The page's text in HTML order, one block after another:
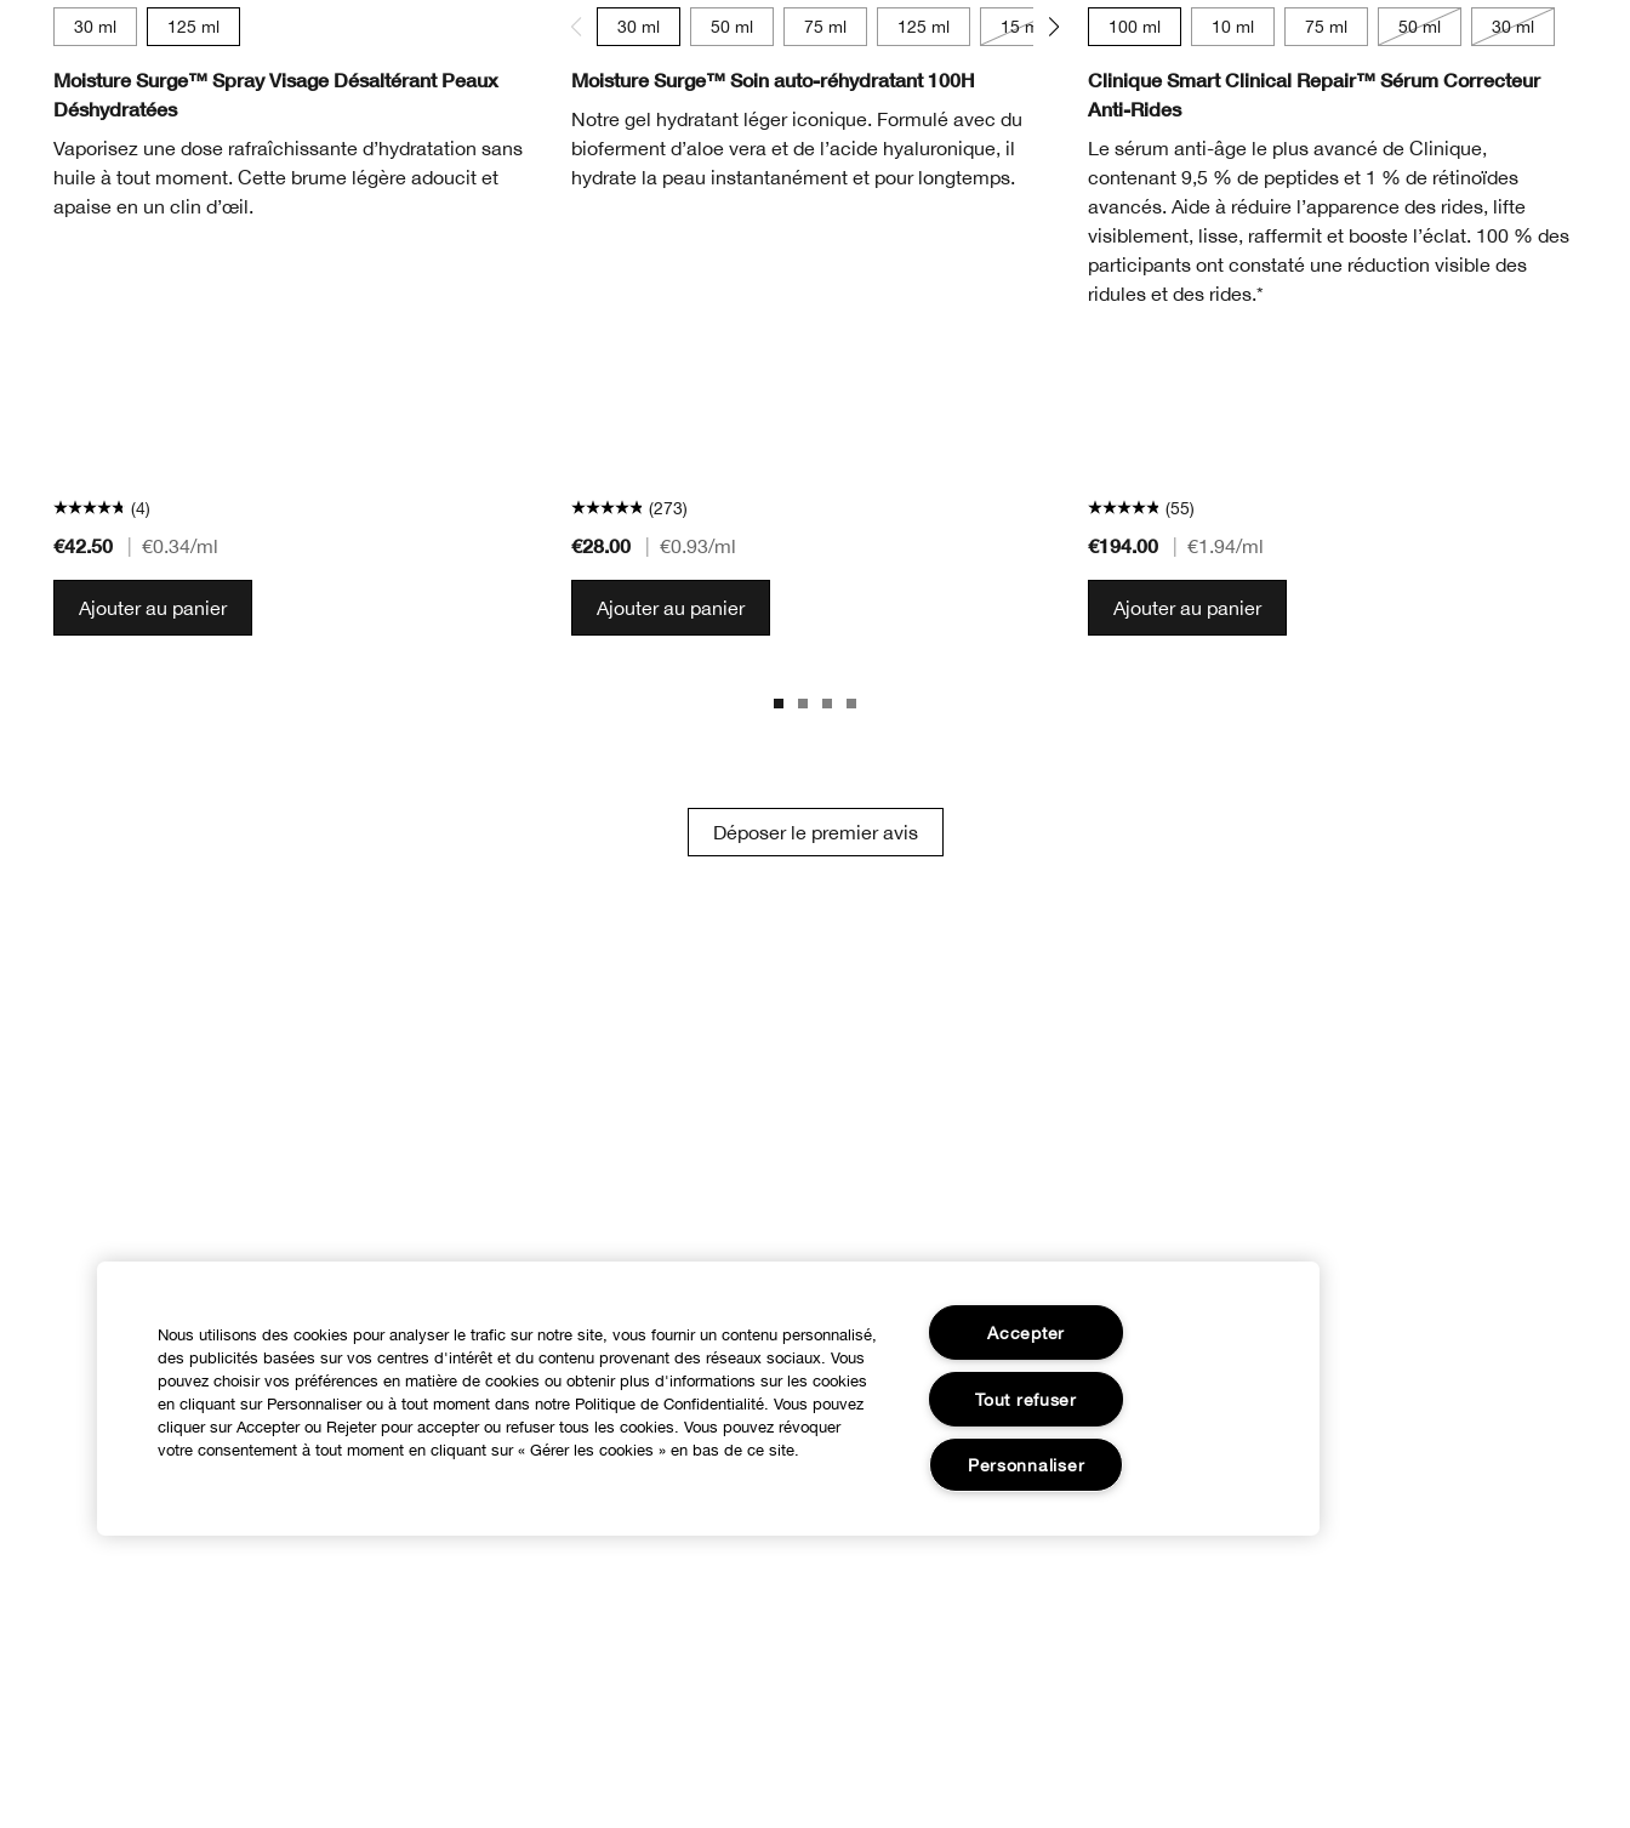
30 ml 125 ml
Moisture Surge™ Spray Visage Désaltérant Peaux
Déshydratées
Vaporisez une dose rafraîchissante d’hydratation sans
huile à tout moment. Cette brume légère adoucit et
apaise en un clin d’œil.
(4)
€42.50 €0.34/ml
Ajouter au panier
30 ml 50 ml 75 ml 125 ml 15 ml 15 ml
Moisture Surge™ Soin auto-réhydratant 100H
Notre gel hydratant léger iconique. Formulé avec du
bioferment d’aloe vera et de l’acide hyaluronique, il
hydrate la peau instantanément et pour longtemps.
(273)
€28.00 €0.93/ml
Ajouter au panier
100 ml 10 ml 75 ml 50 ml 30 ml
Clinique Smart Clinical Repair™ Sérum Correcteur
Anti-Rides
Le sérum anti-âge le plus avancé de Clinique,
contenant 9,5 % de peptides et 1 % de rétinoïdes
avancés. Aide à réduire l’apparence des rides, lifte
visiblement, lisse, raffermit et booste l’éclat. 100 % des
participants ont constaté une réduction visible des
ridules et des rides.*
(55)
€194.00 €1.94/ml
Ajouter au panier
Déposer le premier avis
Nous utilisons des cookies pour analyser le trafic sur notre site, vous fournir un contenu personnalisé,
des publicités basées sur vos centres d'intérêt et du contenu provenant des réseaux sociaux. Vous
pouvez choisir vos préférences en matière de cookies ou obtenir plus d'informations sur les cookies
en cliquant sur Personnaliser ou à tout moment dans notre Politique de Confidentialité. Vous pouvez
cliquer sur Accepter ou Rejeter pour accepter ou refuser tous les cookies. Vous pouvez révoquer
votre consentement à tout moment en cliquant sur « Gérer les cookies » en bas de ce site.
Accepter
Tout refuser
Personnaliser